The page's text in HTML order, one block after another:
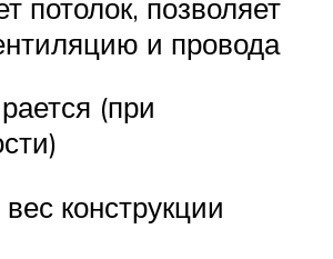
потолок, позволяет
и провода
(при
конструкции